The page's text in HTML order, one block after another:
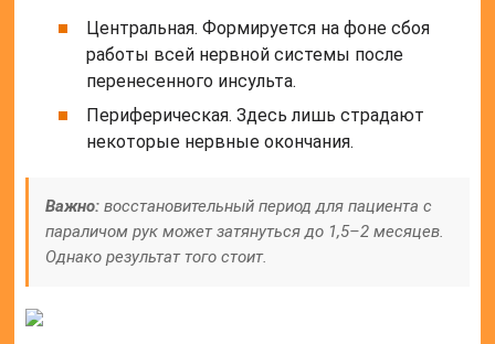
Центральная. Формируется на фоне сбоя
работы всей нервной системы после
перенесенного инсульта.
Периферическая. Здесь лишь страдают
некоторые нервные окончания.
Важно: восстановительный период для пациента с
параличом рук может затянуться до 1,5–2 месяцев.
Однако результат того стоит.